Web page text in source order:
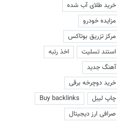
به ترامپ هشدار دادند که
هرچه سریعتر از ایران خارج
شو
خرید طلای آب شده
مزایده خودرو
مرکز تزریق بوتاکس
استند تسلیت
اخذ رتبه
آهنگ جدید
خرید دوچرخه برقی
چاپ لیبل
Buy backlinks
صرافی ارز دیجیتال